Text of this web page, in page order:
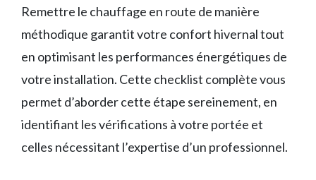
Remettre le chauffage en route de manière
méthodique garantit votre confort hivernal tout
en optimisant les performances énergétiques de
votre installation. Cette checklist complète vous
permet d’aborder cette étape sereinement, en
identifiant les vérifications à votre portée et
celles nécessitant l’expertise d’un professionnel.